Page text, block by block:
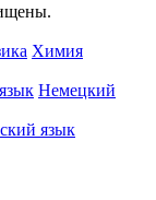
Химия
Немецкий
язык